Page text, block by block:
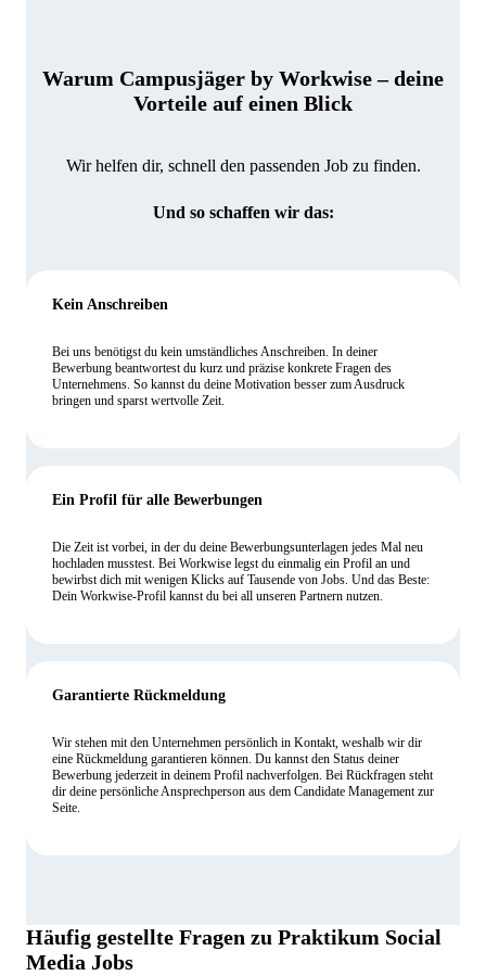
Warum Campusjäger by Workwise – deine
Vorteile auf einen Blick
Wir helfen dir, schnell den passenden Job zu finden.
Und so schaffen wir das:
Kein Anschreiben
Bei uns benötigst du kein umständliches Anschreiben. In deiner
Bewerbung beantwortest du kurz und präzise konkrete Fragen des
Unternehmens. So kannst du deine Motivation besser zum Ausdruck
bringen und sparst wertvolle Zeit.
Ein Profil für alle Bewerbungen
Die Zeit ist vorbei, in der du deine Bewerbungsunterlagen jedes Mal neu
hochladen musstest. Bei Workwise legst du einmalig ein Profil an und
bewirbst dich mit wenigen Klicks auf Tausende von Jobs. Und das Beste:
Dein Workwise-Profil kannst du bei all unseren Partnern nutzen.
Garantierte Rückmeldung
Wir stehen mit den Unternehmen persönlich in Kontakt, weshalb wir dir
eine Rückmeldung garantieren können. Du kannst den Status deiner
Bewerbung jederzeit in deinem Profil nachverfolgen. Bei Rückfragen steht
dir deine persönliche Ansprechperson aus dem Candidate Management zur
Seite.
Häufig gestellte Fragen zu Praktikum Social
Media Jobs